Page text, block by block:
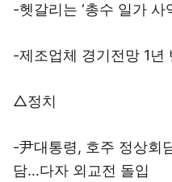
-헷갈리는 ‘총수 일가 사
-제조업체 경기전망 1년
△정치
-尹대통령, 호주 정상회
담…다자 외교전 돌입